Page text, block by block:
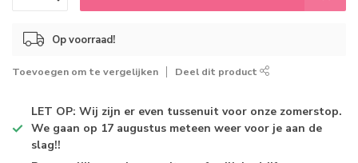
Op voorraad!
Toevoegen om te vergelijken Deel dit product
LET OP: Wij zijn er even tussenuit voor onze zomerstop.
We gaan op 17 augustus meteen weer voor je aan de
slag!!